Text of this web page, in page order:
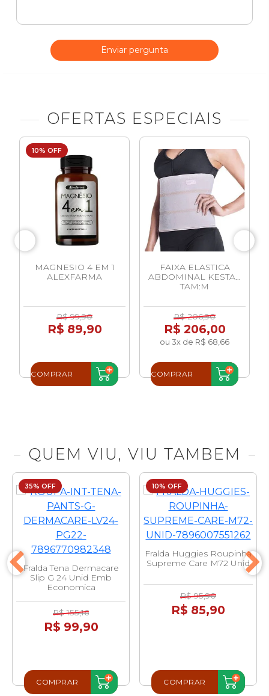
Enviar pergunta
OFERTAS ESPECIAIS
10% OFF
MAGNESIO 4 EM 1
ALEXFARMA
R$ 99,90
R$ 89,90
COMPRAR
FAIXA ELASTICA
ABDOMINAL KESTAL
TAM:M
R$ 206,90
R$ 206,00
ou 3x de R$ 68,66
COMPRAR
QUEM VIU, VIU TAMBEM
35% OFF
Fralda Tena Dermacare
Slip G 24 Unid Emb
Economica
R$ 155,16
R$ 99,90
COMPRAR
10% OFF
Fralda Huggies Roupinha
Supreme Care M72 Unid
R$ 95,90
R$ 85,90
COMPRAR